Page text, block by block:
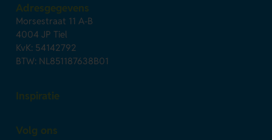
Adresgegevens
Morsestraat 11 A-B
4004 JP Tiel
KvK: 54142792
BTW: NL851187638B01
Inspiratie
Volg ons